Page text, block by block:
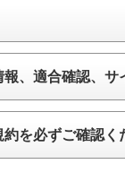
報、適合確認、サ
約を必ずご確認く